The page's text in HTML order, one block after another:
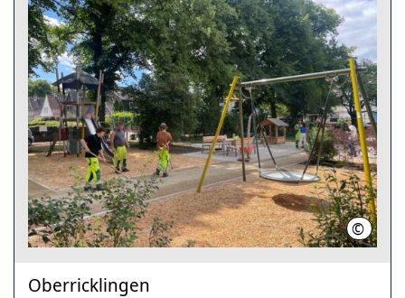
© LHH
Oberricklingen